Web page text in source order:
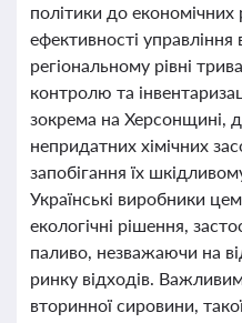
політики до економічних
ефективності
регіональному рівні
контролю та
зокрема на Херсонщині,
непридатних хімічних
запобігання їх
Українські виробники
екологічні рішення,
паливо, незважаючи на
ринку відходів.
вторинної сировини,